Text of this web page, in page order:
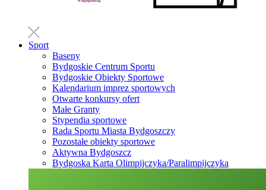
Sport
Baseny
Bydgoskie Centrum Sportu
Bydgoskie Obiekty Sportowe
Kalendarium imprez sportowych
Otwarte konkursy ofert
Małe Granty
Stypendia sportowe
Rada Sportu Miasta Bydgoszczy
Pozostałe obiekty sportowe
Aktywna Bydgoszcz
Bydgoska Karta Olimpijczyka/Paralimpijczyka